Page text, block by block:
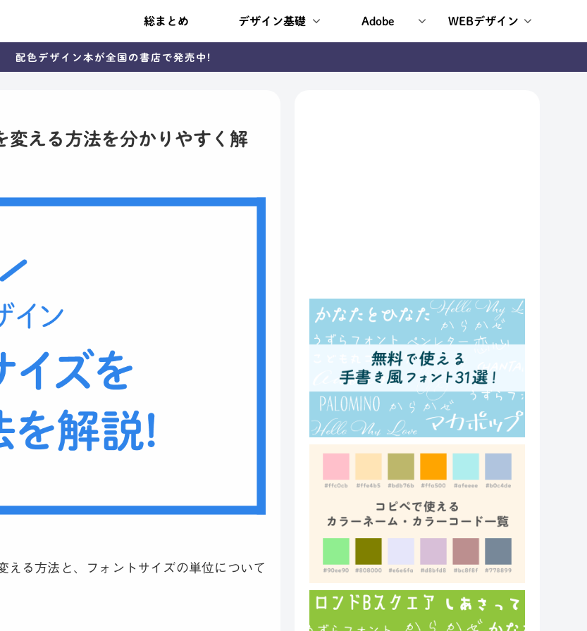
総まとめ デザイン基礎 Adobe WEBデザイン
配色デザイン本が全国の書店で発売中!
変える方法を分かりやすく解
る方法と、フォントサイズの単位について